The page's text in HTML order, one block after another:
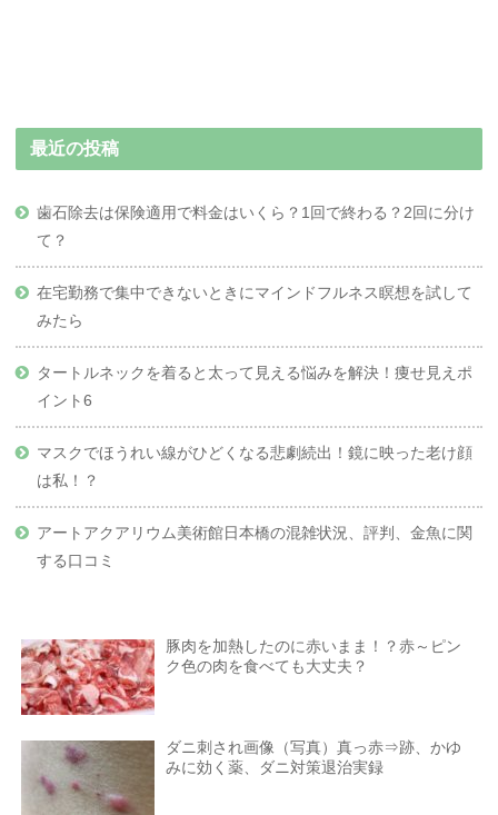
最近の投稿
歯石除去は保険適用で料金はいくら？1回で終わる？2回に分け
て？
在宅勤務で集中できないときにマインドフルネス瞑想を試して
みたら
タートルネックを着ると太って見える悩みを解決！痩せ見えポ
イント6
マスクでほうれい線がひどくなる悲劇続出！鏡に映った老け顔
は私！？
アートアクアリウム美術館日本橋の混雑状況、評判、金魚に関
する口コミ
豚肉を加熱したのに赤いまま！？赤～ピン
ク色の肉を食べても大丈夫？
ダニ刺され画像（写真）真っ赤⇒跡、かゆ
みに効く薬、ダニ対策退治実録